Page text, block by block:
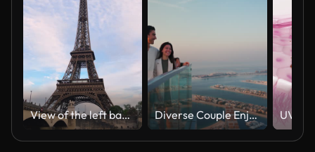
View of the left bank of the Seine River, the Eiffel Tower, boats sailing on the river, the Quai Jacques-Chirac embankment and Pont d'Iena, Jena Bridge spanning the River Seine of Paris, France. Diverse Couple Enjoying Sunset Views from High Rise Sky Deck Overlooking Palm Jumeirah